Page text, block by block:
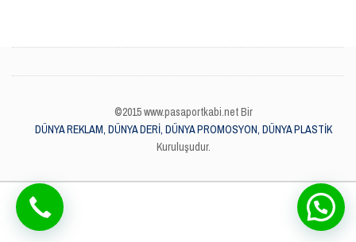
©2015 www.pasaportkabi.net Bir
DÜNYA REKLAM, DÜNYA DERİ, DÜNYA PROMOSYON, DÜNYA PLASTİK
Kuruluşudur.